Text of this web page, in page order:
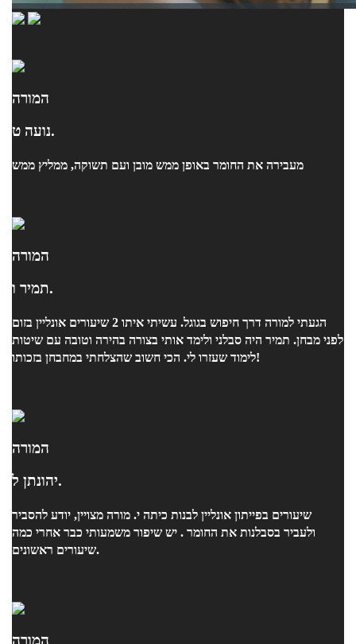
המורה
נועה ט.
מעבירה את החומר באופן ממש מובן ועם תשוקה, ממליץ ממש
המורה
תמיר ו.
הגעתי למורה דרך חיפוש בגוגל. עשיתי איתו 2 שיעורים אונליין בזום
לפני מבחן. תמיר היה סבלני ולימד אותי בצורה בהירה וטובה עם שיטות
לימוד שעזרו לי. הכי חשוב שהצלחתי במחבחן בזכותו!
המורה
יהונתן ל.
שיעורים בפייתון אונליין לבנות כיתה י. מורה מצויין, יודע להסביר
ולעביר בסבלנות את החומר . יש שיפור משמעותי כבר אחרי כמה
שיעורים ראשונים.